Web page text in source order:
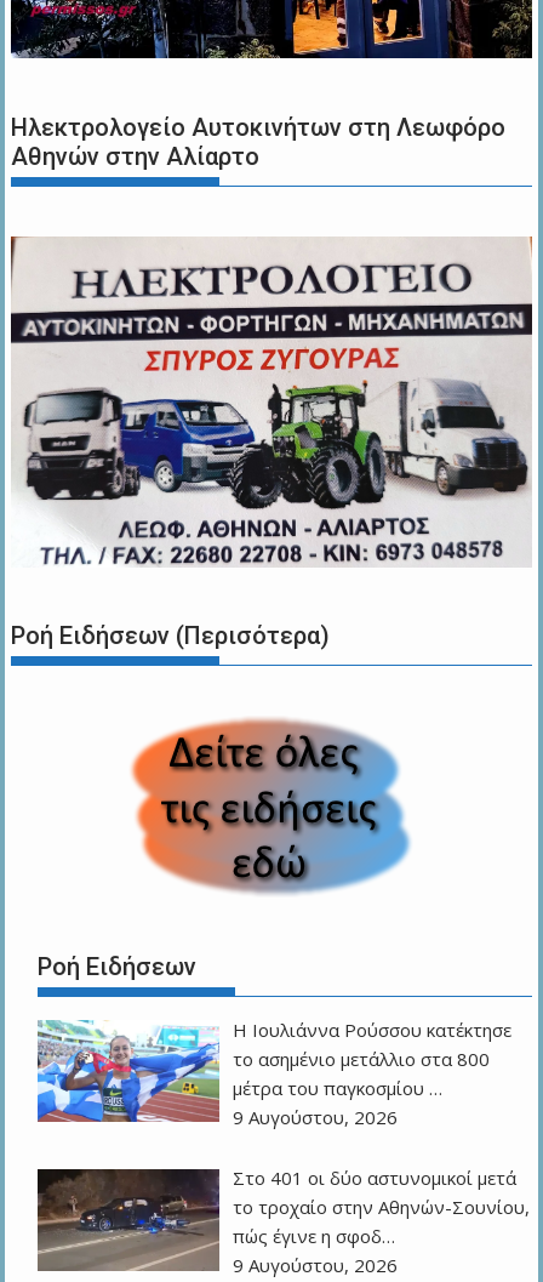
Ηλεκτρολογείο Αυτοκινήτων στη Λεωφόρο
Αθηνών στην Αλίαρτο
Ροή Ειδήσεων (Περισότερα)
Ροή Ειδήσεων
Η Ιουλιάννα Ρούσσου κατέκτησε
το ασημένιο μετάλλιο στα 800
μέτρα του παγκοσμίου …
9 Αυγούστου, 2026
Στο 401 οι δύο αστυνομικοί μετά
το τροχαίο στην Αθηνών-Σουνίου,
πώς έγινε η σφοδ…
9 Αυγούστου, 2026